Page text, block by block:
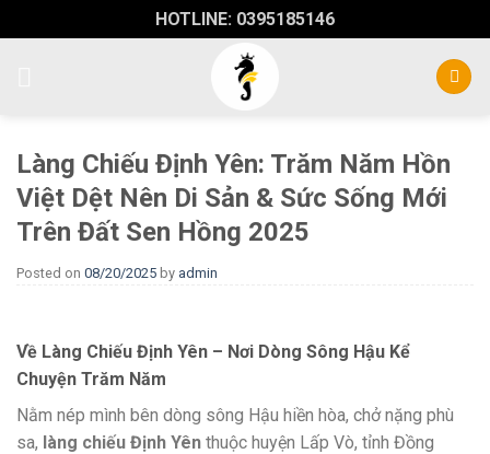
to
HOTLINE: 0395185146
Làng Chiếu Định Yên: Trăm Năm Hồn
Việt Dệt Nên Di Sản & Sức Sống Mới
Trên Đất Sen Hồng 2025
Posted on 08/20/2025 by admin
Về Làng Chiếu Định Yên – Nơi Dòng Sông Hậu Kể
Chuyện Trăm Năm
Nằm nép mình bên dòng sông Hậu hiền hòa, chở nặng phù
sa, làng chiếu Định Yên thuộc huyện Lấp Vò, tỉnh Đồng